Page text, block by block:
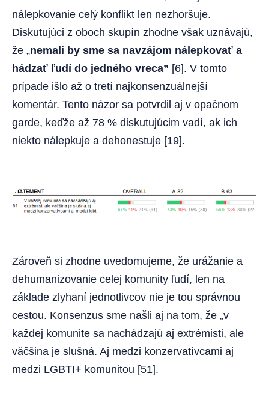
nálepkovanie celý konflikt len nezhoršuje.
Diskutujúci z oboch skupín zhodne však uznávajú,
že „nemali by sme sa navzájom nálepkovať a
hádzať ľudí do jedného vreca” [6]. V tomto
prípade išlo až o tretí najkonsenzuálnejší
komentár. Tento názor sa potvrdil aj v opačnom
garde, keďže až 78 % diskutujúcim vadí, ak ich
niekto nálepkuje a dehonestuje [19].
Zároveň si zhodne uvedomujeme, že urážanie a
dehumanizovanie celej komunity ľudí, len na
základe zlyhaní jednotlivcov nie je tou správnou
cestou. Konsenzus sme našli aj na tom, že „v
každej komunite sa nachádzajú aj extrémisti, ale
väčšina je slušná. Aj medzi konzervatívcami aj
medzi LGBTI+ komunitou [51].